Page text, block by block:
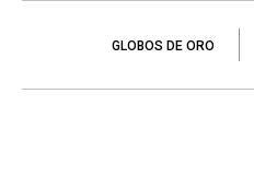
GLOBOS DE ORO